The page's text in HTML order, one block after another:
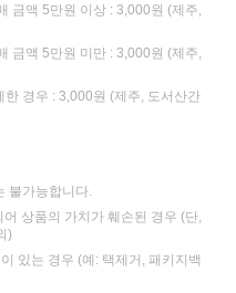
금액 5만원 이상 : 3,000원 (제주,
금액 5만원 미만 : 3,000원 (제주,
경우 : 3,000원 (제주, 도서산간
불가능합니다.
상품의 가치가 훼손된 경우 (단,
)
있는 경우 (예: 택제거, 패키지백